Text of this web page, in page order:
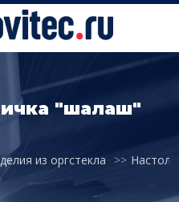
"шалаш"
из оргстекла